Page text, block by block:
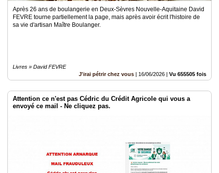
Après 26 ans de boulangerie en Deux-Sèvres Nouvelle-Aquitaine David
FEVRE tourne partiellement la page, mais après avoir écrit l'histoire de
sa vie d'artisan Maître Boulanger.
Livres » David FEVRE
J'irai pétrir chez vous | 16/06/2026 | Vu 655505 fois
Attention ce n'est pas Cédric du Crédit Agricole qui vous a
envoyé ce mail - Ne cliquez pas.